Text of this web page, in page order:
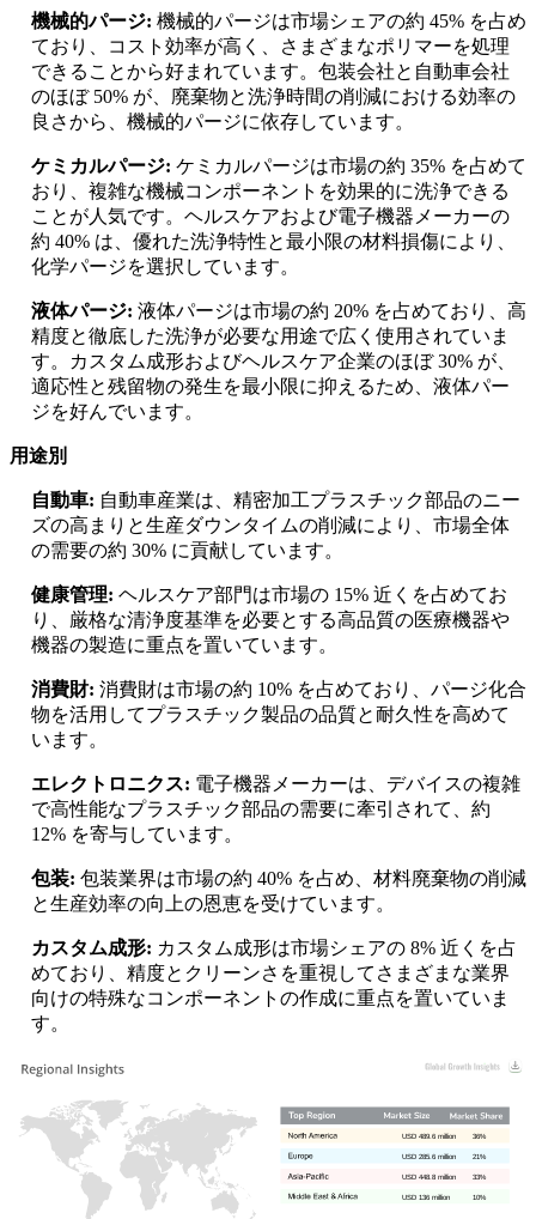
機械的パージ: 機械的パージは市場シェアの約 45% を占め
ており、コスト効率が高く、さまざまなポリマーを処理
できることから好まれています。包装会社と自動車会社
のほぼ 50% が、廃棄物と洗浄時間の削減における効率の
良さから、機械的パージに依存しています。
ケミカルパージ: ケミカルパージは市場の約 35% を占めて
おり、複雑な機械コンポーネントを効果的に洗浄できる
ことが人気です。ヘルスケアおよび電子機器メーカーの
約 40% は、優れた洗浄特性と最小限の材料損傷により、
化学パージを選択しています。
液体パージ: 液体パージは市場の約 20% を占めており、高
精度と徹底した洗浄が必要な用途で広く使用されていま
す。カスタム成形およびヘルスケア企業のほぼ 30% が、
適応性と残留物の発生を最小限に抑えるため、液体パー
ジを好んでいます。
用途別
自動車: 自動車産業は、精密加工プラスチック部品のニー
ズの高まりと生産ダウンタイムの削減により、市場全体
の需要の約 30% に貢献しています。
健康管理: ヘルスケア部門は市場の 15% 近くを占めてお
り、厳格な清浄度基準を必要とする高品質の医療機器や
機器の製造に重点を置いています。
消費財: 消費財は市場の約 10% を占めており、パージ化合
物を活用してプラスチック製品の品質と耐久性を高めて
います。
エレクトロニクス: 電子機器メーカーは、デバイスの複雑
で高性能なプラスチック部品の需要に牽引されて、約
12% を寄与しています。
包装: 包装業界は市場の約 40% を占め、材料廃棄物の削減
と生産効率の向上の恩恵を受けています。
カスタム成形: カスタム成形は市場シェアの 8% 近くを占
めており、精度とクリーンさを重視してさまざまな業界
向けの特殊なコンポーネントの作成に重点を置いていま
す。
10%
USD 136 million
33%
USD 448.8 million
21%
USD 285.6 million
36%
USD 489.6 million